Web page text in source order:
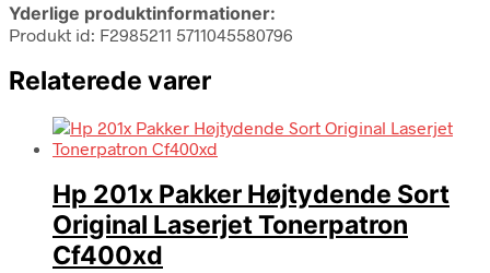
Yderlige produktinformationer:
Produkt id: F2985211 5711045580796
Relaterede varer
Hp 201x Pakker Højtydende Sort
Original Laserjet Tonerpatron
Cf400xd